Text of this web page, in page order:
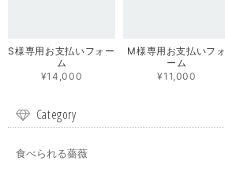
S様専用お支払いフォー
ム
¥14,000
M様専用お支払いフォ
ーム
¥11,000
Category
食べられる薔薇